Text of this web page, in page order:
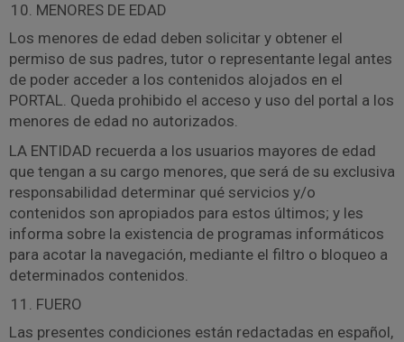
MENORES DE EDAD
Los menores de edad deben solicitar y obtener el
permiso de sus padres, tutor o representante legal antes
de poder acceder a los contenidos alojados en el
PORTAL. Queda prohibido el acceso y uso del portal a los
menores de edad no autorizados.
LA ENTIDAD recuerda a los usuarios mayores de edad
que tengan a su cargo menores, que será de su exclusiva
responsabilidad determinar qué servicios y/o
contenidos son apropiados para estos últimos; y les
informa sobre la existencia de programas informáticos
para acotar la navegación, mediante el filtro o bloqueo a
determinados contenidos.
FUERO
Las presentes condiciones están redactadas en español,